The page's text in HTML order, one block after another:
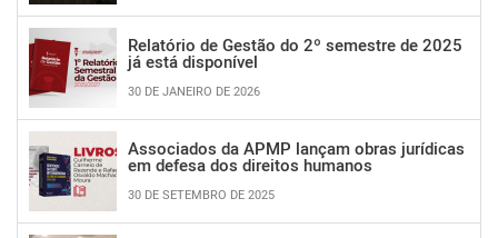
Relatório de Gestão do 2º semestre de 2025
já está disponível
30 DE JANEIRO DE 2026
Associados da APMP lançam obras jurídicas
em defesa dos direitos humanos
30 DE SETEMBRO DE 2025